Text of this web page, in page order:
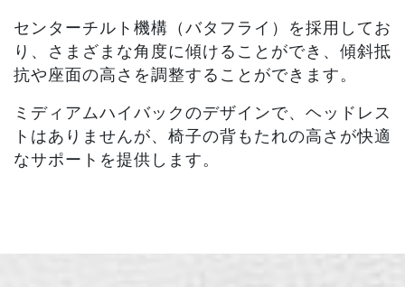
センターチルト機構（バタフライ）を採用してお
り、さまざまな角度に傾けることができ、傾斜抵
抗や座面の高さを調整することができます。
ミディアムハイバックのデザインで、ヘッドレス
トはありませんが、椅子の背もたれの高さが快適
なサポートを提供します。